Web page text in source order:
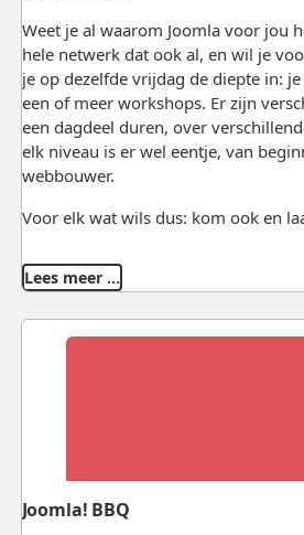
Weet je al waarom Joomla voor jou
hele netwerk dat ook al, en wil je
je op dezelfde vrijdag de diepte in:
een of meer workshops. Er zijn
een dagdeel duren, over
elk niveau is er wel eentje, van
webbouwer.
Voor elk wat wils dus: kom ook en
Lees meer …
Joomla! BBQ